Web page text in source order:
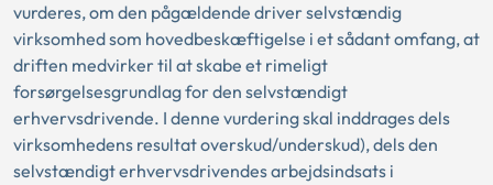
vurderes, om den pågældende driver selvstændig
virksomhed som hovedbeskæftigelse i et sådant omfang, at
driften medvirker til at skabe et rimeligt
forsørgelsesgrundlag for den selvstændigt
erhvervsdrivende. I denne vurdering skal inddrages dels
virksomhedens resultat overskud/underskud), dels den
selvstændigt erhvervsdrivendes arbejdsindsats i